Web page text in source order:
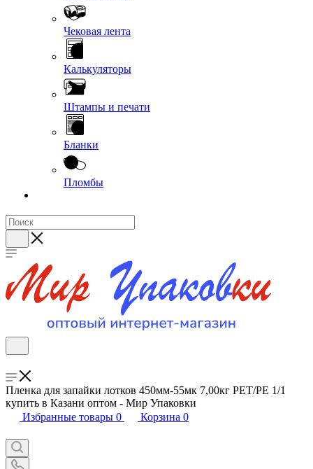
Чековая лента
Калькуляторы
Штампы и печати
Бланки
Пломбы
Пленка для запайки лотков 450мм-55мк 7,00кг РЕТ/PE 1/1
купить в Казани оптом - Мир Упаковки
Избранные товары 0 Корзина 0